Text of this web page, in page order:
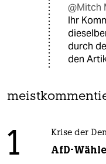
@Mitch
Ihr
durch
den
1 Krise der
AfD-